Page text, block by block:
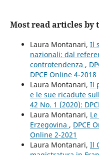
Most read articles by
Laura Montanari, Il
nazionali: dal
controtendenza ,
DPCE Online 4-2018
Laura Montanari, Il
e le sue ricadute
42 No. 1 (2020):
Laura Montanari,
Erzegovina , DPCE
Online 2-2021
Laura Montanari, Il